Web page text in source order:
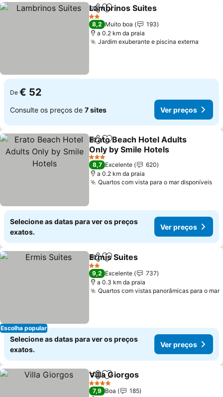
PartilharAdicionar aos favoritos
Lambrinos Suites
2 Estrelas
8,2 Muito boa
193
a 0.2 km da praia
Jardim exuberante e piscina externa
De € 52
Consulte os preços de 7 sites Ver preços
PartilharAdicionar aos favoritos
Erato Beach Hotel Adults
Only by Smile Hotels
3 Estrelas
8,7 Excelente
620
a 0.2 km da praia
Quartos com vista para o mar disponíveis
Selecione as datas para ver os preços
exatos.
Ver preços
Escolha popular
PartilharAdicionar aos favoritos
Ermis Suites
2 Estrelas
9,2 Excelente
737
a 0.3 km da praia
Quartos com vistas panorâmicas para o mar
Selecione as datas para ver os preços
exatos.
Ver preços
PartilharAdicionar aos favoritos
Villa Giorgos
4 Estrelas
7,9 Boa
185